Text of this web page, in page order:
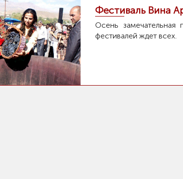
Фестиваль Вина
Осень
фестивалей ждет всех.